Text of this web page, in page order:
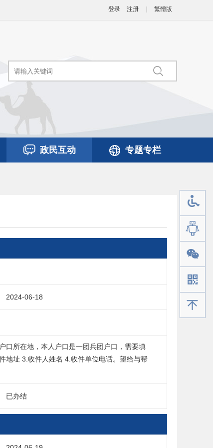
登录 注册 繁體版
政民互动 专题专栏
2024-06-18
口所在地，本人户口是一团兵团户口，需要填
地址 3.收件人姓名 4.收件单位电话。望给与帮
已办结
手机版